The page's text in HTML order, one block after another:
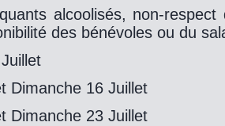
alcoolisés, non-
des bénévoles ou du
Dimanche 16 Juillet
Dimanche 23 Juillet